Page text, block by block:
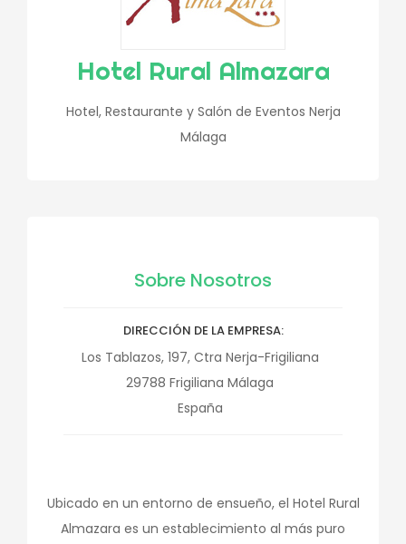
Hotel Rural Almazara
Hotel, Restaurante y Salón de Eventos Nerja
Málaga
Sobre Nosotros
DIRECCIÓN DE LA EMPRESA
Los Tablazos, 197, Ctra Nerja-Frigiliana
29788 Frigiliana Málaga
España
Ubicado en un entorno de ensueño, el Hotel Rural
Almazara es un establecimiento al más puro